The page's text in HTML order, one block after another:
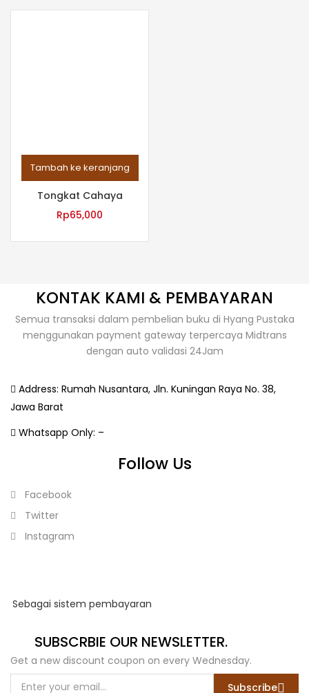
Tambah ke keranjang
Tongkat Cahaya
Rp65,000
KONTAK KAMI & PEMBAYARAN
Semua transaksi dalam pembelian buku di Hyang Pustaka
menggunakan payment gateway terpercaya Midtrans
dengan auto validasi 24Jam
Address: Rumah Nusantara, Jln. Kuningan Raya No. 38,
Jawa Barat
Whatsapp Only: –
Follow Us
Facebook
Twitter
Instagram
Sebagai sistem pembayaran
SUBSCRBIE OUR NEWSLETTER.
Get a new discount coupon on every Wednesday.
Subscribe